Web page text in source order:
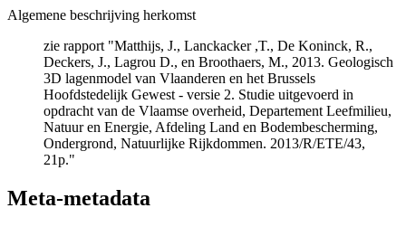
Algemene beschrijving herkomst
zie rapport "Matthijs, J., Lanckacker ,T., De Koninck, R.,
Deckers, J., Lagrou D., en Broothaers, M., 2013. Geologisch
3D lagenmodel van Vlaanderen en het Brussels
Hoofdstedelijk Gewest - versie 2. Studie uitgevoerd in
opdracht van de Vlaamse overheid, Departement Leefmilieu,
Natuur en Energie, Afdeling Land en Bodembescherming,
Ondergrond, Natuurlijke Rijkdommen. 2013/R/ETE/43,
21p."
Meta-metadata